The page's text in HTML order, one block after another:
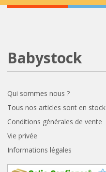
Babystock
Qui sommes nous ?
Tous nos articles sont en stock
Conditions générales de vente
Vie privée
Informations légales